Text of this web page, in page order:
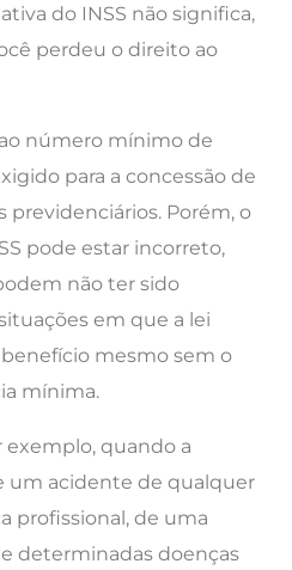
do INSS não significa,
perdeu o direito ao
número mínimo de
para a concessão de
Porém, o
pode estar incorreto,
não ter sido
em que a lei
mesmo sem o
mínima.
exemplo, quando a
um acidente de qualquer
profissional, de uma
determinadas doenças